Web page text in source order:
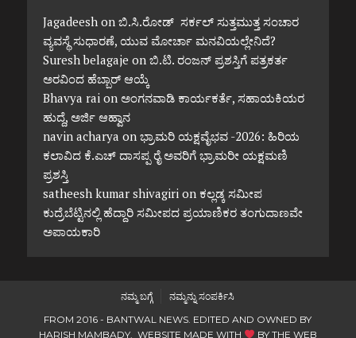
Jagadeeshon ಬಿ.ಸಿ.ರೋಡ್ ಸರ್ಕಲ್ ಸುತ್ತಮುತ್ತ ಸಂಚಾರ
ವ್ಯವಸ್ಥೆ ಸುಧಾರಣೆ, ಯುವ ಮೋರ್ಚಾ ಮನವಿಯಲ್ಲೇನಿದೆ?
Suresh belagaje on ಬಿ.ಟಿ. ರಂಜನ್ ಪ್ರಶಸ್ತಿಗೆ ಪತ್ರಕರ್ತ
ಅರವಿಂದ ಹೆಬ್ಬಾರ್ ಆಯ್ಕೆ
Bhavya raion ಅಂಗನವಾಡಿ ಕಾರ್ಯಕರ್ತೆ, ಸಹಾಯಕಿಯರ
ಹುದ್ದೆ, ಅರ್ಜಿ ಆಹ್ವಾನ
navin acharya on ಭ್ರಾಮರಿ ಯಕ್ಷವೈಭವ -2026: ಹಿರಿಯ
ಕಲಾವಿದ ಕೆ.ಎಚ್ ದಾಸಪ್ಪ ರೈ ಅವರಿಗೆ ಭ್ರಾಮರೀ ಯಕ್ಷಮಣಿ
ಪ್ರಶಸ್ತಿ
satheesh kumar shivagirion ಕಲ್ಲಡ್ಕ ಸಮೀಪ
ಕುದ್ರೆಬೆಟ್ಟಿನಲ್ಲಿ ಹೆದ್ದಾರಿ ಸಮೀಪದ ಪ್ರಯಾಣಿಕರ ತಂಗುದಾಣವೇ
ಅಪಾಯಕಾರಿ
ನಮ್ಮ ಬಗ್ಗೆ
ನಮ್ಮನ್ನು ಸಂಪರ್ಕಿಸಿ
FROM 2016 - BANTWAL NEWS. EDITED AND OWNED BY
HARISH MAMBADY. WEBSITE MADE WITH
BY THE WEB